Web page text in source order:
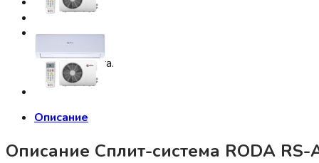
Корзина
Корзина пуста.
Описание
Описание Сплит-система RODA RS-